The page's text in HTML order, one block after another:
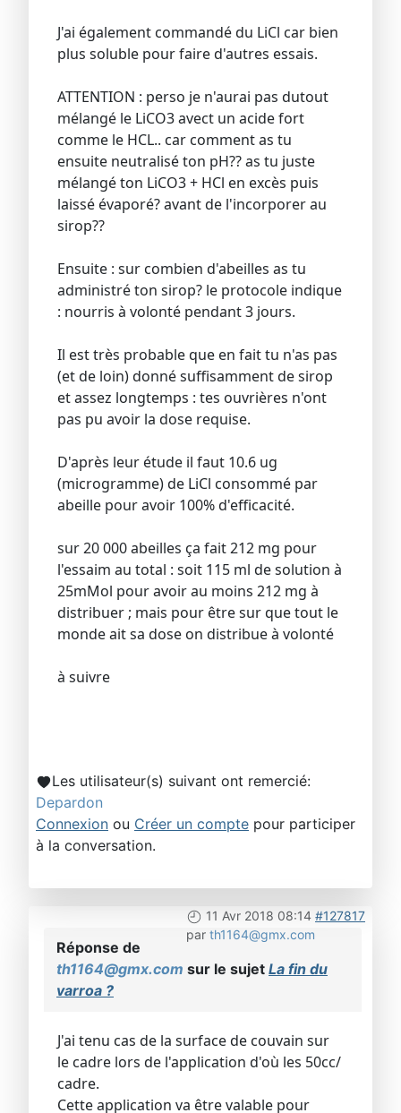
J'ai également commandé du LiCl car bien
plus soluble pour faire d'autres essais.
ATTENTION : perso je n'aurai pas dutout
mélangé le LiCO3 avect un acide fort
comme le HCL.. car comment as tu
ensuite neutralisé ton pH?? as tu juste
mélangé ton LiCO3 + HCl en excès puis
laissé évaporé? avant de l'incorporer au
sirop??
Ensuite : sur combien d'abeilles as tu
administré ton sirop? le protocole indique
: nourris à volonté pendant 3 jours.
Il est très probable que en fait tu n'as pas
(et de loin) donné suffisamment de sirop
et assez longtemps : tes ouvrières n'ont
pas pu avoir la dose requise.
D'après leur étude il faut 10.6 ug
(microgramme) de LiCl consommé par
abeille pour avoir 100% d'efficacité.
sur 20 000 abeilles ça fait 212 mg pour
l'essaim au total : soit 115 ml de solution à
25mMol pour avoir au moins 212 mg à
distribuer ; mais pour être sur que tout le
monde ait sa dose on distribue à volonté
à suivre
Les utilisateur(s) suivant ont remercié:
Depardon
Connexion ou Créer un compte pour participer
à la conversation.
11 Avr 2018 08:14 #127817
par th1164@gmx.com
Réponse de
th1164@gmx.com sur le sujet La fin du
varroa ?
J'ai tenu cas de la surface de couvain sur
le cadre lors de l'application d'où les 50cc/
cadre.
Cette application va être valable pour